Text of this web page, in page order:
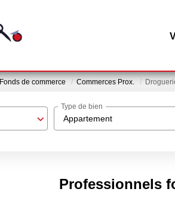
Fonds de commerce Commerces Prox.
Appartement
Type de bien
Professionnels